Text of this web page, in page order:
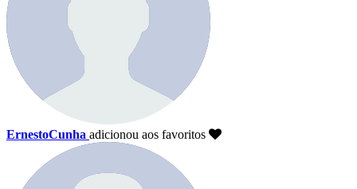
ErnestoCunha adicionou aos favoritos